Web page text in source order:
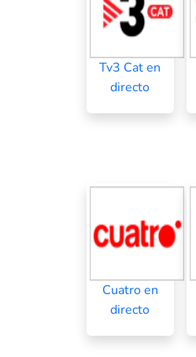
Tv3 Cat en
directo
Cuatro en
directo